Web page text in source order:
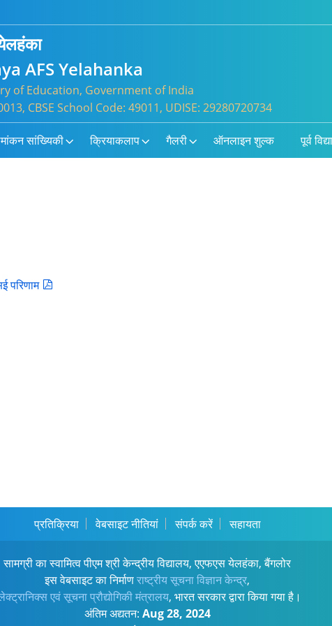
AFS Yelahanka
of Education, Government of India
CBSE School Code: 49011, UDISE: 29280720734
सांख्यिकी क्रियाकलाप गैलरी ऑनलाइन शुल्क पूर्व
परिणाम
प्रतिक्रिया वेबसाइट नीतियां संपर्क करें सहायता
सामग्री का स्वामित्व पीएम श्री केन्द्रीय विद्यालय, एएफएस येलहंका, बैंगलोर
इस वेबसाइट का निर्माणराष्ट्रीय सूचना विज्ञान केन्द्र,
एवं सूचना प्रौद्योगिकी मंत्रालय, भारत सरकार द्वारा किया गया है।
अंतिम अद्यतन: Aug 28, 2024